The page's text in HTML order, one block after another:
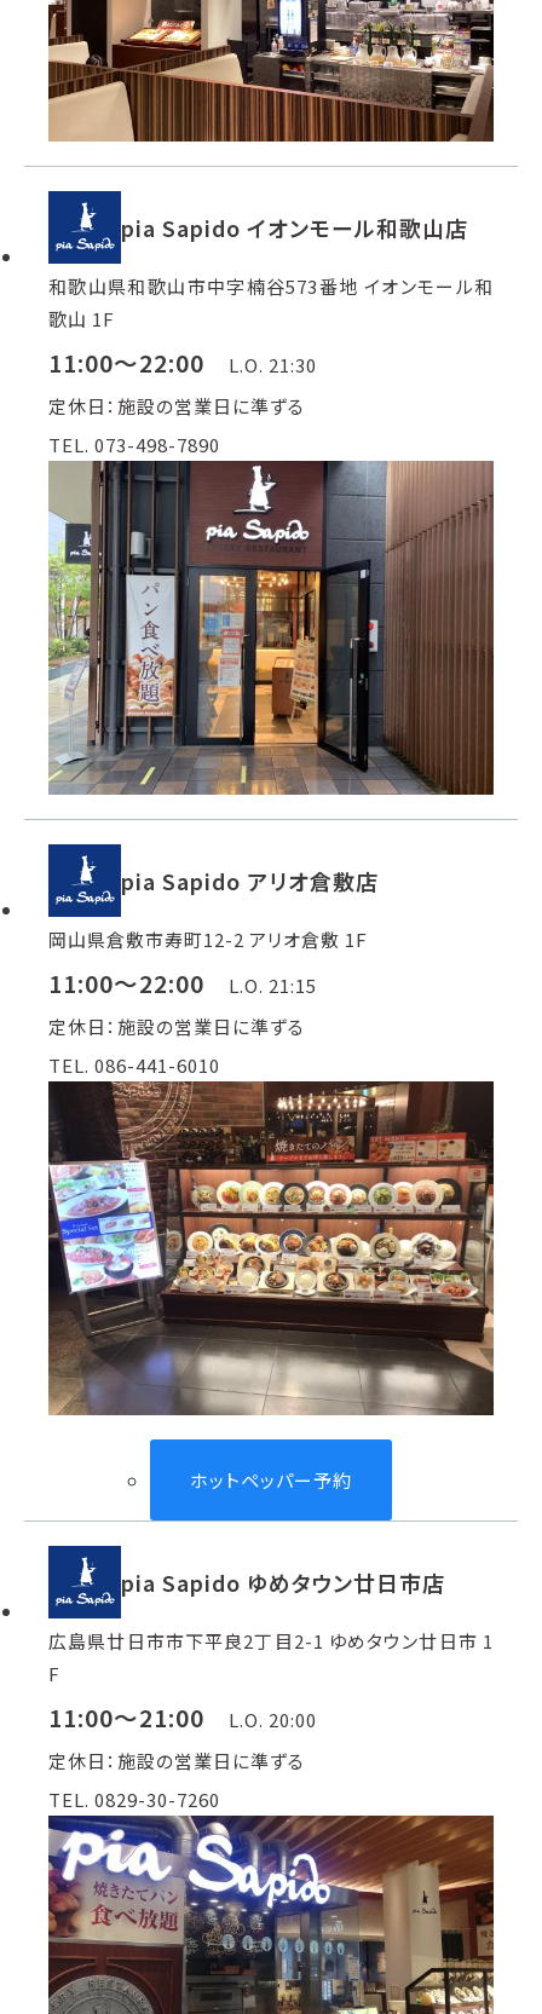
pia Sapido イオンモール和歌山店
和歌山県和歌山市中字楠谷573番地 イオンモール和
歌山 1F
11:00～22:00
L.O. 21:30
定休日：施設の営業日に準ずる
TEL. 073-498-7890
pia Sapido アリオ倉敷店
岡山県倉敷市寿町12-2 アリオ倉敷 1F
11:00～22:00
L.O. 21:15
定休日：施設の営業日に準ずる
TEL. 086-441-6010
ホットペッパー予約
pia Sapido ゆめタウン廿日市店
広島県廿日市市下平良2丁目2-1 ゆめタウン廿日市 1
F
11:00～21:00
L.O. 20:00
定休日：施設の営業日に準ずる
TEL. 0829-30-7260